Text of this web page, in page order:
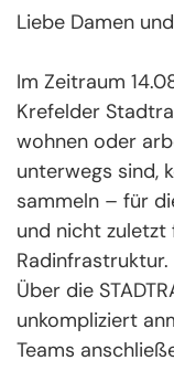
Liebe Damen
Im Zeitraum
Krefelder
wohnen oder
unterwegs sind,
sammeln – für
und nicht
Radinfrastruktur.
Über die
unkompliziert
Teams